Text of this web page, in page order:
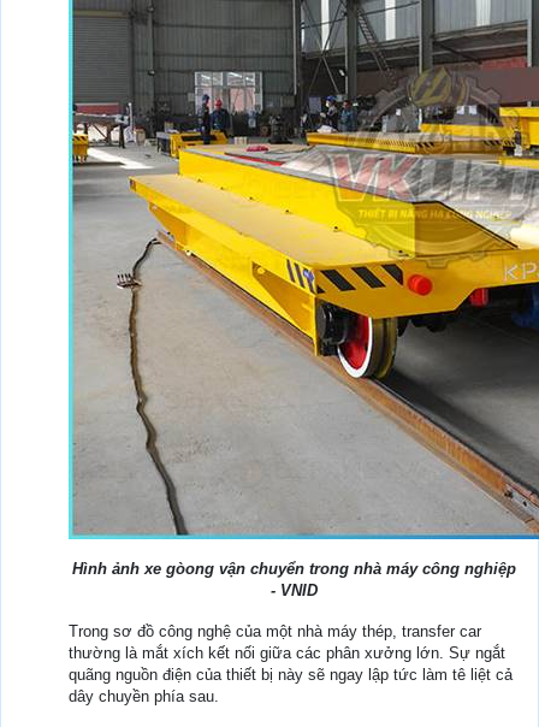
Hình ảnh xe gòong vận chuyển trong nhà máy công nghiệp
- VNID
Trong sơ đồ công nghệ của một nhà máy thép, transfer car
thường là mắt xích kết nối giữa các phân xưởng lớn. Sự ngắt
quãng nguồn điện của thiết bị này sẽ ngay lập tức làm tê liệt cả
dây chuyền phía sau.